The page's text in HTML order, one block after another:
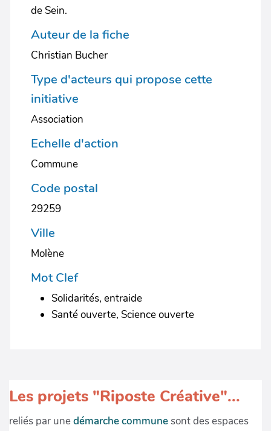
de Sein.
Auteur de la fiche
Christian Bucher
Type d'acteurs qui propose cette
initiative
Association
Echelle d'action
Commune
Code postal
29259
Ville
Molène
Mot Clef
Solidarités, entraide
Santé ouverte, Science ouverte